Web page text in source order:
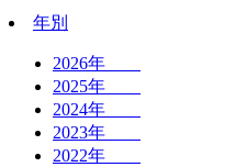
年別
2026年
2025年
2024年
2023年
2022年